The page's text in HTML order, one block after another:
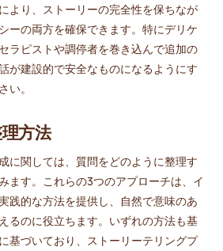
より、ストーリーの完全性を保ちなが
ーの両方を確保できます。特にデリケ
ラピストや調停者を巻き込んで追加の
が建設的で安全なものになるようにす
い。
方法
に関しては、質問をどのように整理す
ます。これらの3つのアプローチは、イ
践的な方法を提供し、自然で意味のあ
るのに役立ちます。いずれの方法も基
基づいており、ストーリーテリングプ